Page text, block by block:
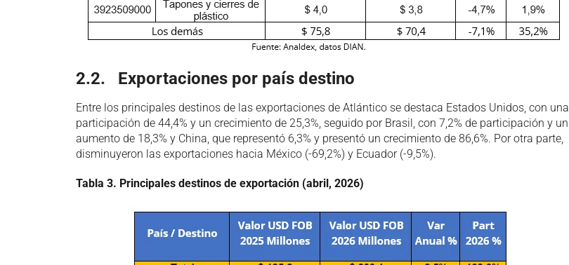
2.2. Exportaciones por país destino
Entre los principales destinos de las exportaciones de Atlántico se destaca Estados Unidos, con una
participación de 44,4% y un crecimiento de 25,3%, seguido por Brasil, con 7,2% de participación y un
aumento de 18,3% y China, que representó 6,3% y presentó un crecimiento de 86,6%. Por otra parte,
disminuyeron las exportaciones hacia México (-69,2%) y Ecuador (-9,5%).
Tabla 3. Principales destinos de exportación (abril, 2026)